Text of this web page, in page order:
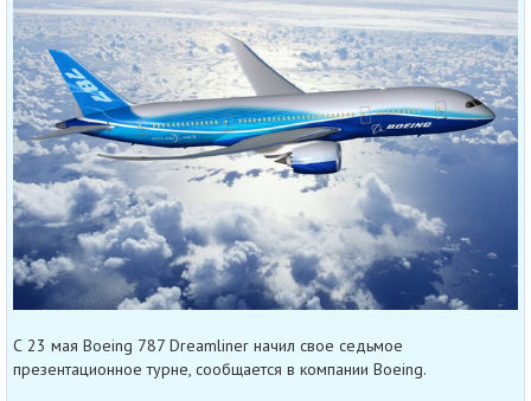
С 23 мая Boeing 787 Dreamliner начил свое седьмое
презентационное турне, сообщается в компании Boeing.